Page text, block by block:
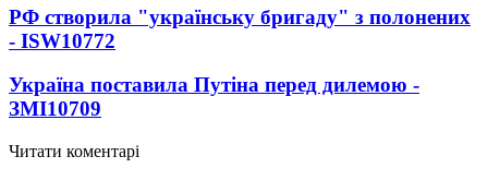
РФ створила "українську бригаду" з полонених
- ISW10772
Україна поставила Путіна перед дилемою -
ЗМІ10709
Читати коментарі